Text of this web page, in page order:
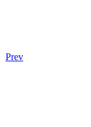
Prev